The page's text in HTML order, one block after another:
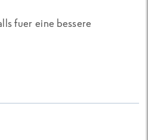
fuer eine bessere